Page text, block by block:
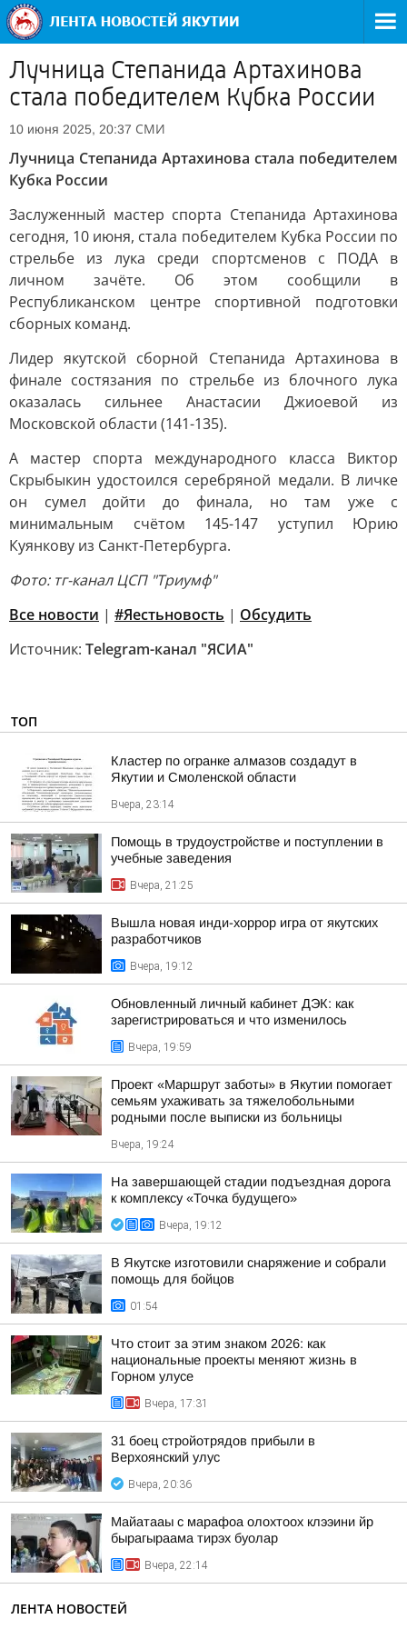
Лучница Степанида Артахинова
стала победителем Кубка России
10 июня 2025, 20:37 СМИ
Лучница Степанида Артахинова стала победителем
Кубка России
Заслуженный мастер спорта Степанида Артахинова
сегодня, 10 июня, стала победителем Кубка России по
стрельбе из лука среди спортсменов с ПОДА в
личном зачёте. Об этом сообщили в
Республиканском центре спортивной подготовки
сборных команд.
Лидер якутской сборной Степанида Артахинова в
финале состязания по стрельбе из блочного лука
оказалась сильнее Анастасии Джиоевой из
Московской области (141-135).
А мастер спорта международного класса Виктор
Скрыбыкин удостоился серебряной медали. В личке
он сумел дойти до финала, но там уже с
минимальным счётом 145-147 уступил Юрию
Куянкову из Санкт-Петербурга.
Фото: тг-канал ЦСП "Триумф"
Все новости | #Яестьновость | Обсудить
Источник: Telegram-канал "ЯСИА"
ТОП
Кластер по огранке алмазов создадут в
Якутии и Смоленской области
Вчера, 23:14
Помощь в трудоустройстве и поступлении в
учебные заведения
Вчера, 21:25
Вышла новая инди-хоррор игра от якутских
разработчиков
Вчера, 19:12
Обновленный личный кабинет ДЭК: как
зарегистрироваться и что изменилось
Вчера, 19:59
Проект «Маршрут заботы» в Якутии помогает
семьям ухаживать за тяжелобольными
родными после выписки из больницы
Вчера, 19:24
На завершающей стадии подъездная дорога
к комплексу «Точка будущего»
Вчера, 19:12
В Якутске изготовили снаряжение и собрали
помощь для бойцов
01:54
Что стоит за этим знаком 2026: как
национальные проекты меняют жизнь в
Горном улусе
Вчера, 17:31
31 боец стройотрядов прибыли в
Верхоянский улус
Вчера, 20:36
Майатааы с марафоа олохтоох клээини йр
бырагыраама тирэх буолар
Вчера, 22:14
ЛЕНТА НОВОСТЕЙ